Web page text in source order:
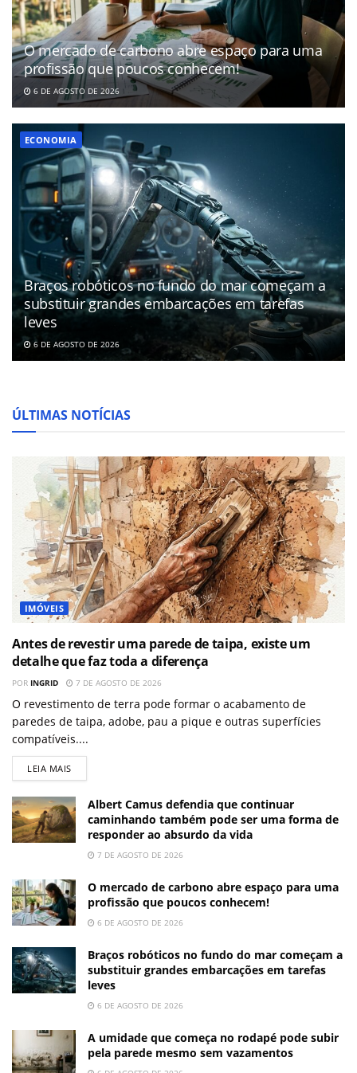
O mercado de carbono abre espaço para uma
profissão que poucos conhecem!
6 DE AGOSTO DE 2026
ECONOMIA
Braços robóticos no fundo do mar começam a
substituir grandes embarcações em tarefas
leves
6 DE AGOSTO DE 2026
ÚLTIMAS NOTÍCIAS
IMÓVEIS
Antes de revestir uma parede de taipa, existe um
detalhe que faz toda a diferença
POR INGRID 7 DE AGOSTO DE 2026
O revestimento de terra pode formar o acabamento de
paredes de taipa, adobe, pau a pique e outras superfícies
compatíveis....
LEIA MAIS
Albert Camus defendia que continuar
caminhando também pode ser uma forma de
responder ao absurdo da vida
7 DE AGOSTO DE 2026
O mercado de carbono abre espaço para uma
profissão que poucos conhecem!
6 DE AGOSTO DE 2026
Braços robóticos no fundo do mar começam a
substituir grandes embarcações em tarefas
leves
6 DE AGOSTO DE 2026
A umidade que começa no rodapé pode subir
pela parede mesmo sem vazamentos